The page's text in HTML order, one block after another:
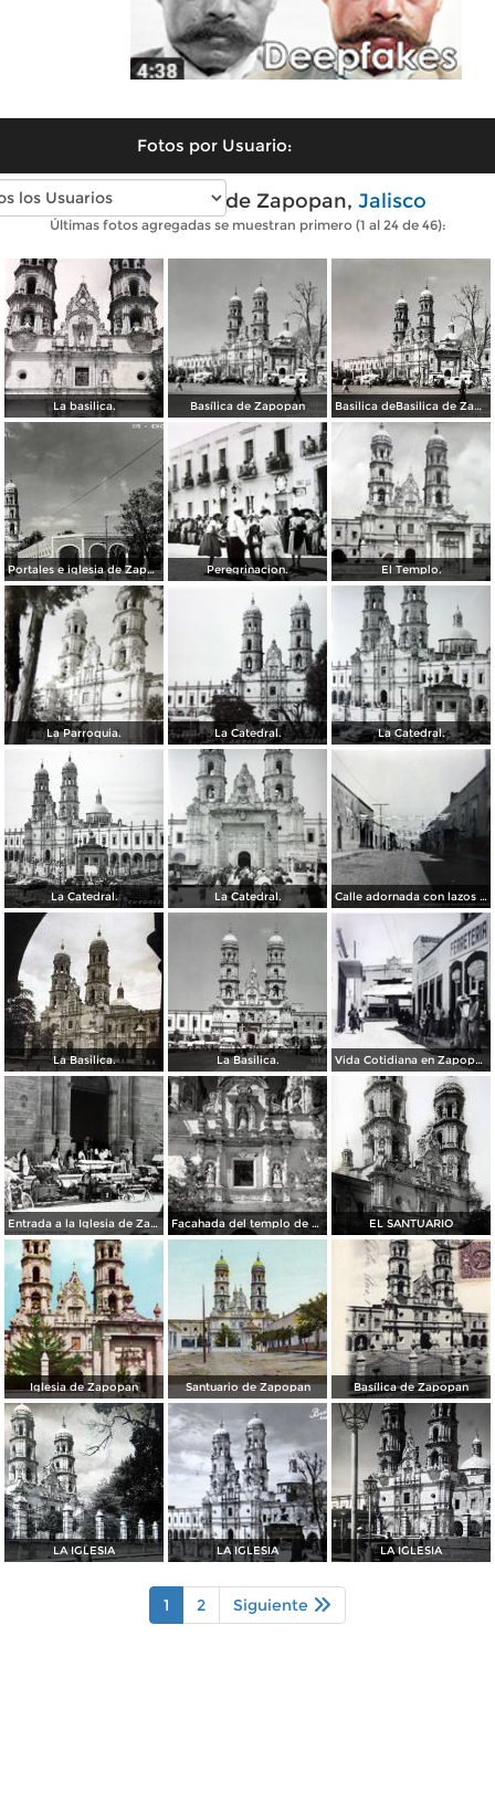
Fotos por Usuario:
Fotos antiguas de Zapopan, Jalisco
Últimas fotos agregadas se muestran primero (1 al 24 de 46):
La basilica. Basílica de Zapopan Basilica deBasilica de Zapopan
Portales e iglesia de Zapopan Peregrinacion. El Templo.
La Parroquia. La Catedral. La Catedral.
La Catedral. La Catedral. Calle adornada con lazos de papel multicolor Zapopan Jalisco 1939.
La Basilica. La Basilica. Vida Cotidiana en Zapopan Jalisco.
Entrada a la Iglesia de Zapopan Jalisco Jalisco. Facahada del templo de Zapopan EL SANTUARIO
Iglesia de Zapopan Santuario de Zapopan Basílica de Zapopan
LA IGLESIA LA IGLESIA LA IGLESIA
1 2 Siguiente